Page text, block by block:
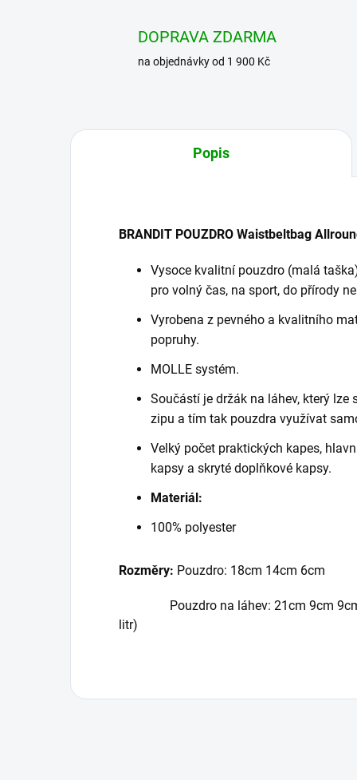
DOPRAVA ZDARMA
na objednávky od 1 900 Kč
Popis
BRANDIT POUZDRO Waistbeltbag
Vysoce kvalitní pouzdro (malá
pro volný čas, na sport, do přírody
Vyrobena z pevného a kvalitního
popruhy.
MOLLE systém.
Součástí je držák na láhev, který
zipu a tím tak pouzdra využívat
Velký počet praktických kapes,
kapsy a skryté doplňkové kapsy.
Materiál:
100% polyester
Rozměry: Pouzdro: 18cm 14cm 6cm
Pouzdro na láhev: 21cm 9cm 9cm -
litr)